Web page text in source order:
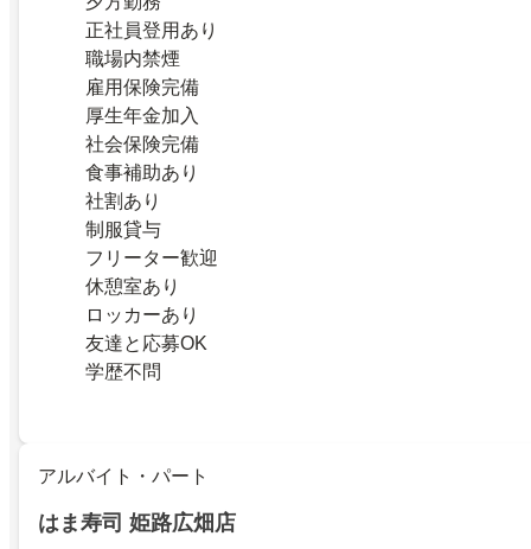
正社員登用あり
職場内禁煙
雇用保険完備
厚生年金加入
社会保険完備
食事補助あり
社割あり
制服貸与
フリーター歓迎
休憩室あり
ロッカーあり
友達と応募OK
学歴不問
アルバイト・パート
はま寿司 姫路広畑店